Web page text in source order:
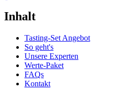
Inhalt
Tasting-Set Angebot
So geht's
Unsere Experten
Werte-Paket
FAQs
Kontakt